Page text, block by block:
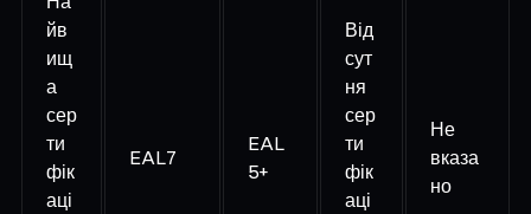
йв
ищ
а
сер
ти
фік
аці
EAL7
EAL
5+
Від
сут
ня
сер
ти
фік
аці
Не
вказа
но